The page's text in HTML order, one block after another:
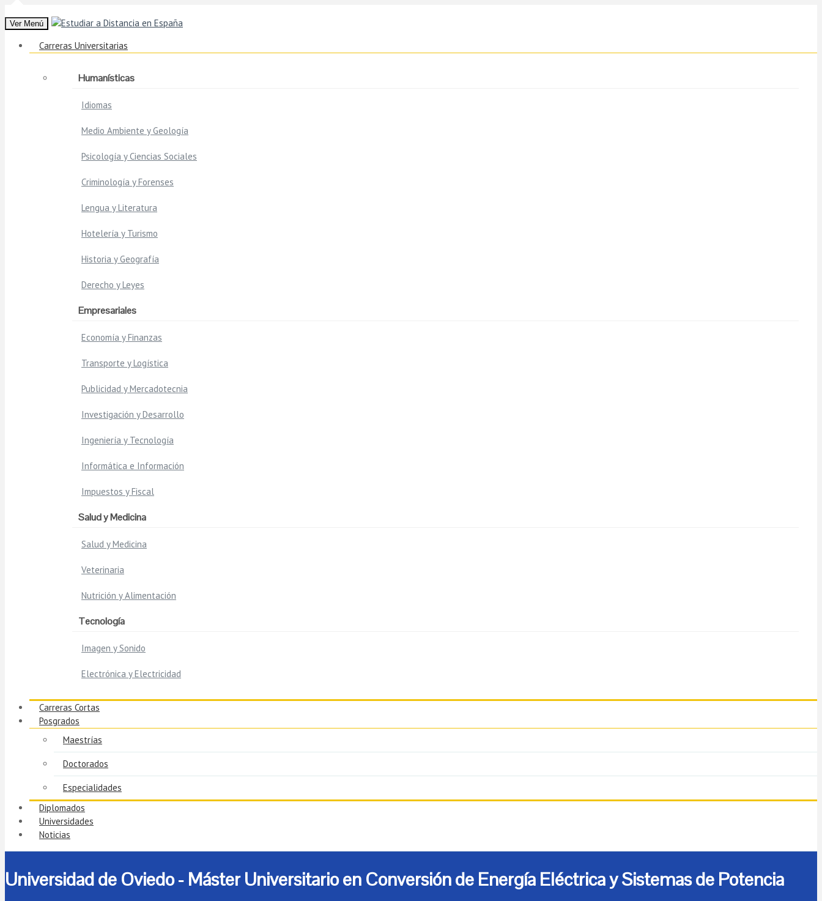
Ver Menú
Carreras Universitarias
Humanísticas
Idiomas
Medio Ambiente y Geología
Psicología y Ciencias Sociales
Criminología y Forenses
Lengua y Literatura
Hotelería y Turismo
Historia y Geografía
Derecho y Leyes
Empresariales
Economía y Finanzas
Transporte y Logística
Publicidad y Mercadotecnia
Investigación y Desarrollo
Ingeniería y Tecnología
Informática e Información
Impuestos y Fiscal
Salud y Medicina
Salud y Medicina
Veterinaria
Nutrición y Alimentación
Tecnología
Imagen y Sonido
Electrónica y Electricidad
Carreras Cortas
Posgrados
Maestrías
Doctorados
Especialidades
Diplomados
Universidades
Noticias
Universidad de Oviedo - Máster Universitario en Conversión de Energía Eléctrica y Sistemas de Potencia